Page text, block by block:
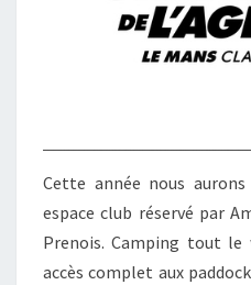
Cette année nous
espace club réservé par
Prenois. Camping tout
accès complet aux